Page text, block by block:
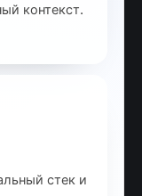
контекст.
стек и